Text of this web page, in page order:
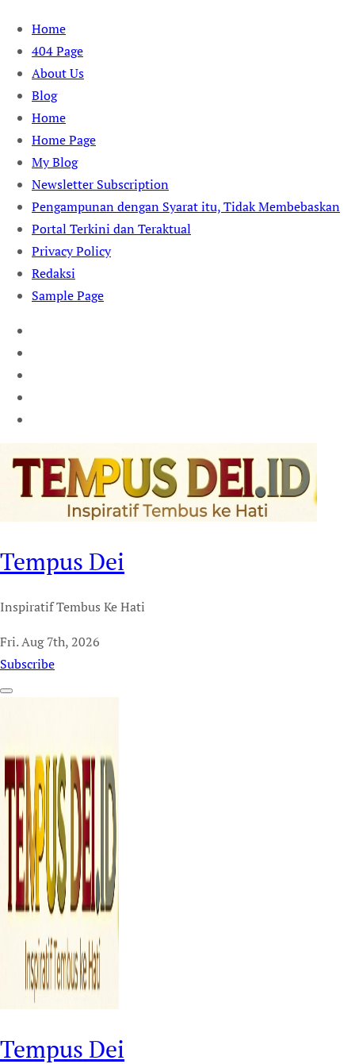
Skip
content
Home
404 Page
About Us
Blog
Home
Home Page
My Blog
Newsletter Subscription
Pengampunan dengan Syarat itu, Tidak Membebaskan
Portal Terkini dan Teraktual
Privacy Policy
Redaksi
Sample Page
Tempus Dei
Inspiratif Tembus Ke Hati
Fri. Aug 7th, 2026
Subscribe
Tempus Dei